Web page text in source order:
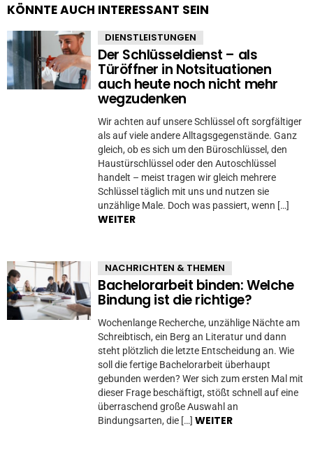
KÖNNTE AUCH INTERESSANT SEIN
DIENSTLEISTUNGEN
Der Schlüsseldienst – als
Türöffner in Notsituationen
auch heute noch nicht mehr
wegzudenken
Wir achten auf unsere Schlüssel oft sorgfältiger
als auf viele andere Alltagsgegenstände. Ganz
gleich, ob es sich um den Büroschlüssel, den
Haustürschlüssel oder den Autoschlüssel
handelt – meist tragen wir gleich mehrere
Schlüssel täglich mit uns und nutzen sie
unzählige Male. Doch was passiert, wenn […]
WEITER
NACHRICHTEN & THEMEN
Bachelorarbeit binden: Welche
Bindung ist die richtige?
Wochenlange Recherche, unzählige Nächte am
Schreibtisch, ein Berg an Literatur und dann
steht plötzlich die letzte Entscheidung an. Wie
soll die fertige Bachelorarbeit überhaupt
gebunden werden? Wer sich zum ersten Mal mit
dieser Frage beschäftigt, stößt schnell auf eine
überraschend große Auswahl an
Bindungsarten, die […] WEITER